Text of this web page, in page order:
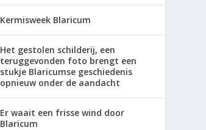
Kermisweek Blaricum
Het gestolen schilderij, een
teruggevonden foto brengt een
stukje Blaricumse geschiedenis
opnieuw onder de aandacht
Er waait een frisse wind door
Blaricum